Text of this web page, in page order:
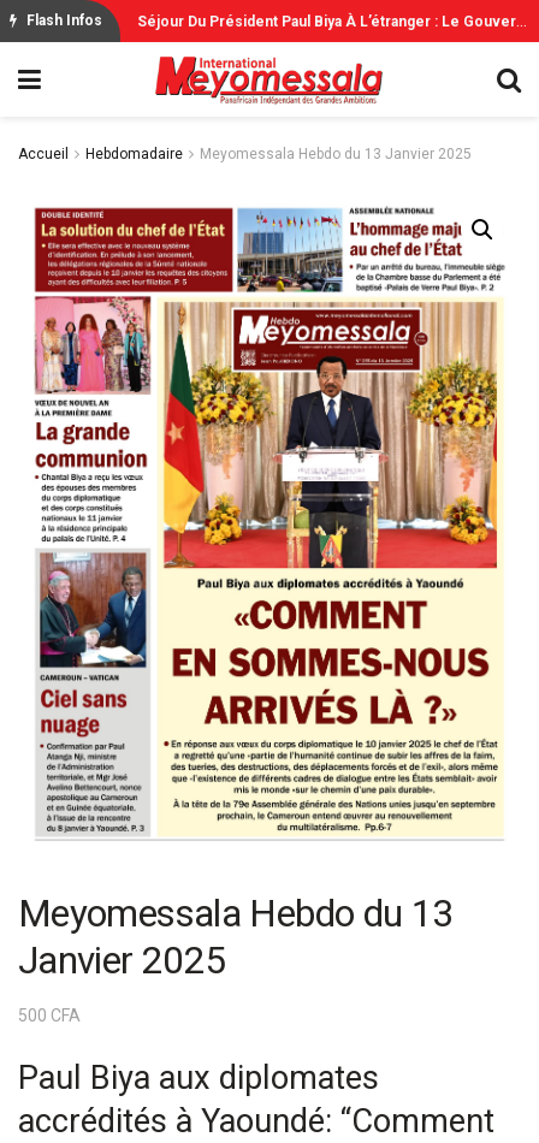
Accueil Hebdomadaire Meyomessala Hebdo du 13 Janvier 2025
Meyomessala Hebdo du 13
Janvier 2025
500 CFA
Paul Biya aux diplomates
accrédités à Yaoundé: “Comment
Flash Infos S
Éjour Du Président Paul Biya À L’étranger : Le Gouvernement Rassure